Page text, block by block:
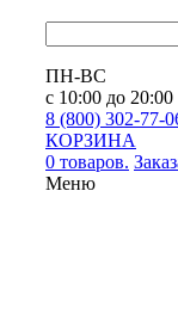
ПН-ВС
с 10:00 до 20:00
8 (800) 302-77-
КОРЗИНА
0 товаров.
Меню